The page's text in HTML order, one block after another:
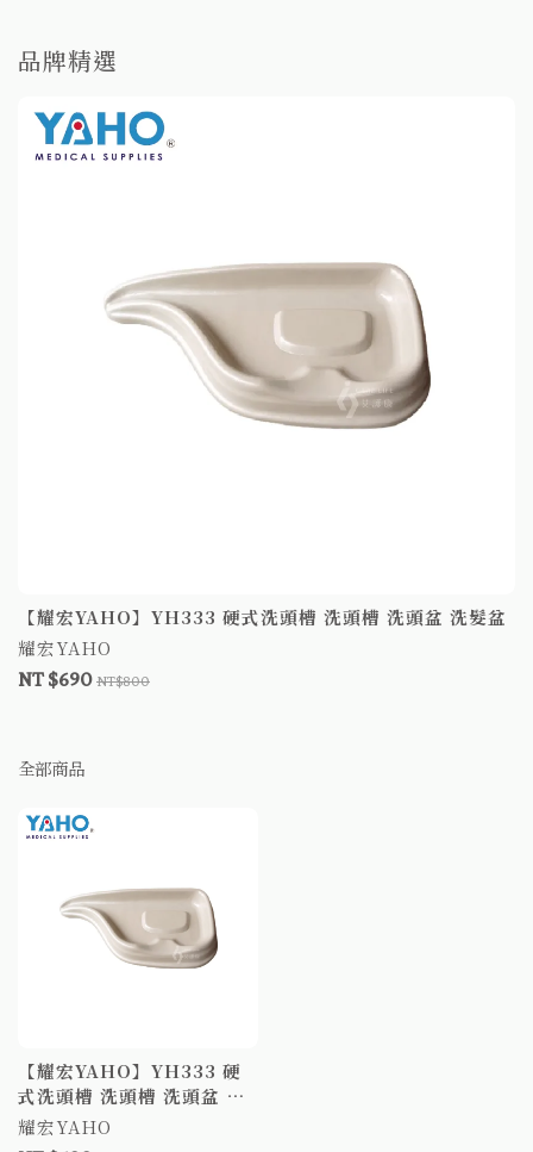
品牌精選
【耀宏YAHO】YH333 硬式洗頭槽 洗頭槽 洗頭盆 洗髮盆
耀宏YAHO
NT $690 NT$800
全部商品
【耀宏YAHO】YH333 硬
式洗頭槽 洗頭槽 洗頭盆 洗
髮盆
耀宏YAHO